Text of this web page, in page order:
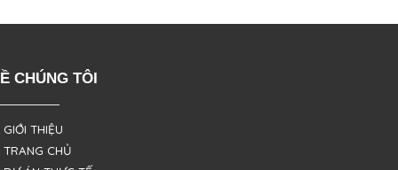
CHÚNG TÔI
THIỆU
CHỦ